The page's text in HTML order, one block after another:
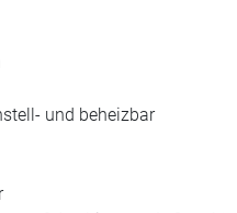
und beheizbar